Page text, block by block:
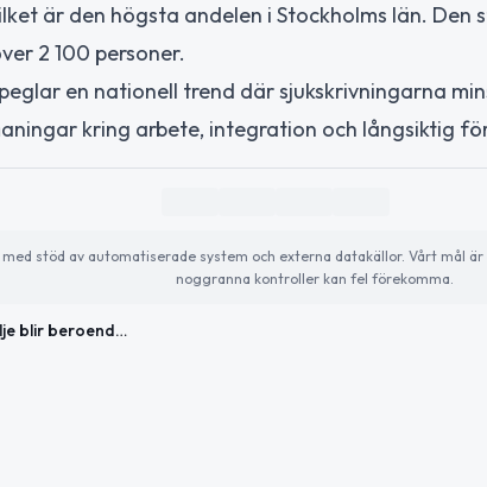
är den högsta andelen i Stockholms län.
2 100 personer.
en nationell trend där sjukskrivningarna
kring arbete, integration och långsiktig
stöd av automatiserade system och externa datakällor. Vårt mål
noggranna kontroller kan fel förekomma.
Fler i Södertälje blir beroende av arbetslöshetsersättning trots minskad sjukpenning